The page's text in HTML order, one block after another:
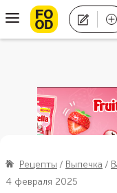
Рецепты Выпечка
4 февраля 2025